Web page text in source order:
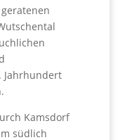
Jahrhundert
Kamsdorf
südlich